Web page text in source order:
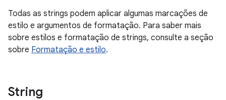
Todas as strings podem aplicar algumas marcações de
estilo e argumentos de formatação. Para saber mais
sobre estilos e formatação de strings, consulte a seção
sobre Formatação e estilo.
String